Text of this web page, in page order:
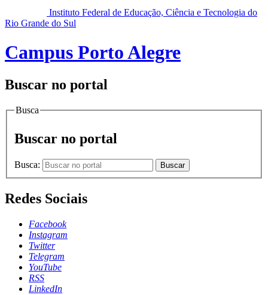
Instituto Federal de Educação, Ciência e Tecnologia do
Rio Grande do Sul
Campus Porto Alegre
Buscar no portal
Busca
Buscar no portal
Busca: Buscar
Redes Sociais
Facebook
Instagram
Twitter
Telegram
YouTube
RSS
LinkedIn